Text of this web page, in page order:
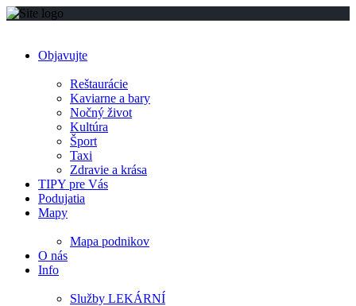
Objavujte
Reštaurácie
Kaviarne a bary
Nočný život
Kultúra
Šport
Taxi
Zdravie a krása
TIPY pre Vás
Podujatia
Mapy
Mapa podnikov
O nás
Info
Služby LEKÁRNÍ